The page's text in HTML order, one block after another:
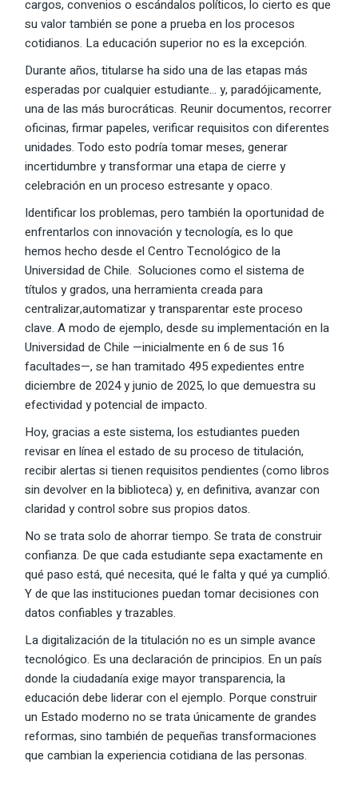
cargos, convenios o escándalos políticos, lo cierto es que
su valor también se pone a prueba en los procesos
cotidianos. La educación superior no es la excepción.
Durante años, titularse ha sido una de las etapas más
esperadas por cualquier estudiante… y, paradójicamente,
una de las más burocráticas. Reunir documentos, recorrer
oficinas, firmar papeles, verificar requisitos con diferentes
unidades. Todo esto podría tomar meses, generar
incertidumbre y transformar una etapa de cierre y
celebración en un proceso estresante y opaco.
Identificar los problemas, pero también la oportunidad de
enfrentarlos con innovación y tecnología, es lo que
hemos hecho desde el Centro Tecnológico de la
Universidad de Chile. Soluciones como el sistema de
títulos y grados, una herramienta creada para
centralizar,automatizar y transparentar este proceso
clave. A modo de ejemplo, desde su implementación en la
Universidad de Chile —inicialmente en 6 de sus 16
facultades—, se han tramitado 495 expedientes entre
diciembre de 2024 y junio de 2025, lo que demuestra su
efectividad y potencial de impacto.
Hoy, gracias a este sistema, los estudiantes pueden
revisar en línea el estado de su proceso de titulación,
recibir alertas si tienen requisitos pendientes (como libros
sin devolver en la biblioteca) y, en definitiva, avanzar con
claridad y control sobre sus propios datos.
No se trata solo de ahorrar tiempo. Se trata de construir
confianza. De que cada estudiante sepa exactamente en
qué paso está, qué necesita, qué le falta y qué ya cumplió.
Y de que las instituciones puedan tomar decisiones con
datos confiables y trazables.
La digitalización de la titulación no es un simple avance
tecnológico. Es una declaración de principios. En un país
donde la ciudadanía exige mayor transparencia, la
educación debe liderar con el ejemplo. Porque construir
un Estado moderno no se trata únicamente de grandes
reformas, sino también de pequeñas transformaciones
que cambian la experiencia cotidiana de las personas.